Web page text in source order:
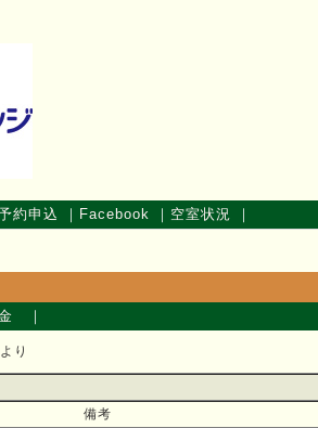
約申込 ｜ Facebook ｜ 空室状況 ｜
｜
り
備考